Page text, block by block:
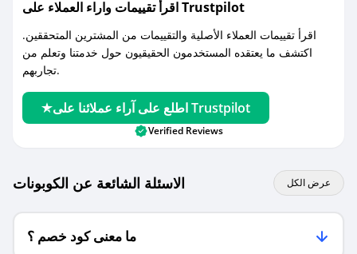
اقرأ تقييمات واراء العملاء على Trustpilot
اقرأ تقييمات العملاء الأصلية والتقييمات من المشترين المتحققين.
اكتشف ما يعتقده المستخدمون الحقيقيون حول خدمتنا وتعلم من
تجاربهم.
اطلع على آراء عملائنا على Trustpilot
Verified Reviews
الاسئلة الشائعة عن الكوبونات عرض الكل
ما معنى كود خصم ؟